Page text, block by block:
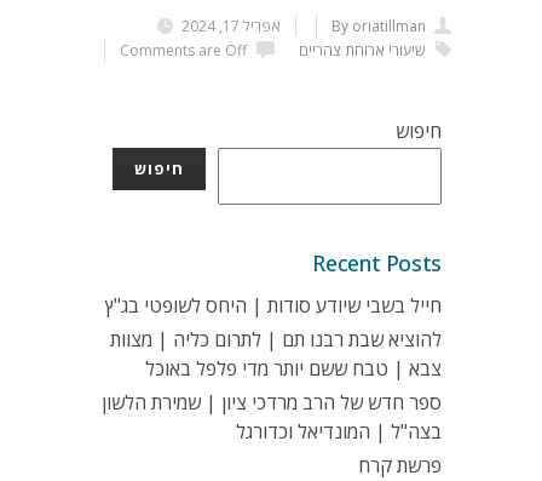
אפריל 17, 2024
By oriatillman
Comments are Off
שיעורי ארוחת צהריים
חיפוש
חיפוש
Recent Posts
חייל בשבי שיודע סודות | היחס לשופטי בג"ץ
להוציא שבת רבנו תם | לתרום כליה | מצוות
צבא | טבח ששם יותר מדי פלפל באוכל
ספר חדש של הרב מרדכי ציון | שמירת הלשון
בצה"ל | המונדיאל וכדורגל
פרשת קרח